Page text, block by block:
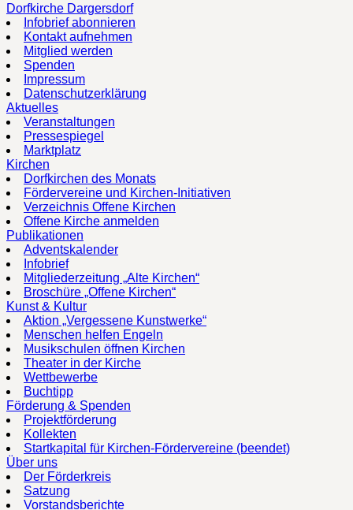
Dorfkirche Dargersdorf
Infobrief abonnieren
Kontakt aufnehmen
Mitglied werden
Spenden
Impressum
Datenschutzerklärung
Aktuelles
Veranstaltungen
Pressespiegel
Marktplatz
Kirchen
Dorfkirchen des Monats
Fördervereine und Kirchen-Initiativen
Verzeichnis Offene Kirchen
Offene Kirche anmelden
Publikationen
Adventskalender
Infobrief
Mitgliederzeitung „Alte Kirchen“
Broschüre „Offene Kirchen“
Kunst & Kultur
Aktion „Vergessene Kunstwerke“
Menschen helfen Engeln
Musikschulen öffnen Kirchen
Theater in der Kirche
Wettbewerbe
Buchtipp
Förderung & Spenden
Projektförderung
Kollekten
Startkapital für Kirchen-Fördervereine (beendet)
Über uns
Der Förderkreis
Satzung
Vorstandsberichte